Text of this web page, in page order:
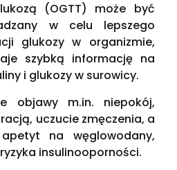
(OGTT) może być
w celu lepszego
glukozy w organizmie,
szybką informację na
i glukozy w surowicy.
objawy m.in. niepokój,
uczucie zmęczenia, a
na węglowodany,
insulinooporności.